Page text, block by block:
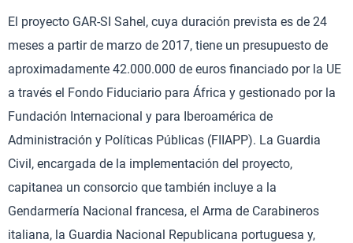
El proyecto GAR-SI Sahel, cuya duración prevista es de 24
meses a partir de marzo de 2017, tiene un presupuesto de
aproximadamente 42.000.000 de euros financiado por la UE
a través el Fondo Fiduciario para África y gestionado por la
Fundación Internacional y para Iberoamérica de
Administración y Políticas Públicas (FIIAPP). La Guardia
Civil, encargada de la implementación del proyecto,
capitanea un consorcio que también incluye a la
Gendarmería Nacional francesa, el Arma de Carabineros
italiana, la Guardia Nacional Republicana portuguesa y,